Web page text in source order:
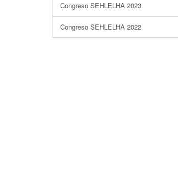
Congreso SEHLELHA 2023
Congreso SEHLELHA 2022